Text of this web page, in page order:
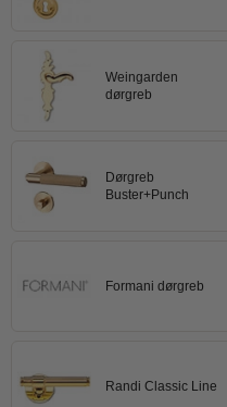
Weingarden
dørgreb
Dørgreb
Buster+Punch
Formani dørgreb
Randi Classic Line